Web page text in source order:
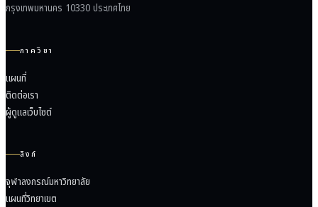
กรุงเทพมหานคร 10330 ประเทศไทย
ภาควิชา
แผนที่
ติดต่อเรา
ผู้ดูแลเว็บไซต์
ลิงก์
จุฬาลงกรณ์มหาวิทยาลัย
แผนที่วิทยาเขต